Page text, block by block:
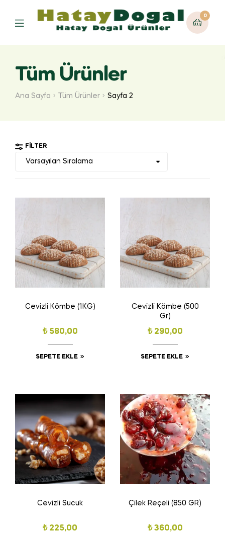
0
Tüm Ürünler
Ana Sayfa Tüm Ürünler Sayfa 2
FILTER
Cevizli Kömbe (1KG)
₺580,00
SEPETE EKLE
Cevizli Kömbe (500
Gr)
₺290,00
SEPETE EKLE
Cevizli Sucuk
₺225,00
Çilek Reçeli (850 GR)
₺360,00